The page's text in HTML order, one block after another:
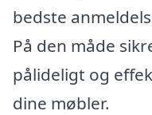
bedste
På den måde
pålideligt og
dine møbler.